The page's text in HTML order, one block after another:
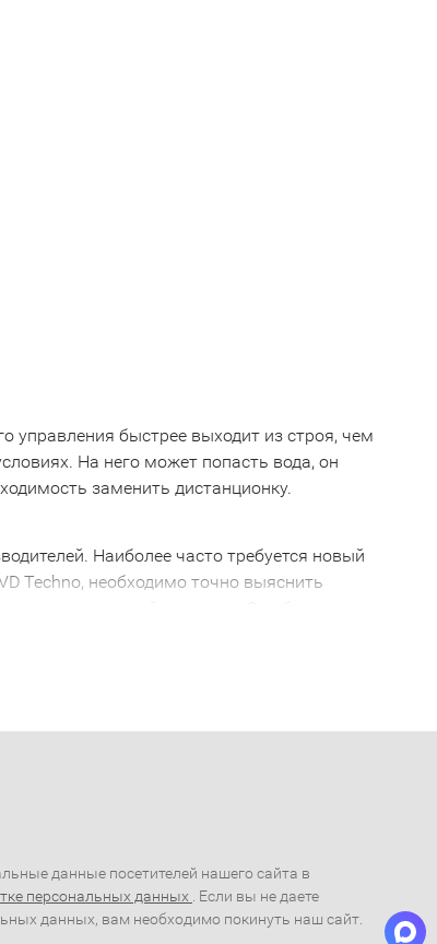
управления быстрее выходит из строя, чем
На него может попасть вода, он
заменить дистанционку.
Наиболее часто требуется новый
Techno, необходимо точно выяснить
вашей техникой. Поэтому, решив купить
в одном месте. Вам больше не
и купить пульт дистанционного
данные посетителей нашего сайта в
персональных данных
. Если вы не даете
данных, вам необходимо покинуть наш сайт.